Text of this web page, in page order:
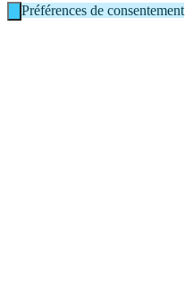
Préférences de consentement